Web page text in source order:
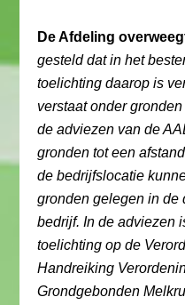
De Afdeling
gesteld dat in het
toelichting daarop is
verstaat onder
de adviezen van de
gronden tot een
de bedrijfslocatie
gronden gelegen in de
bedrijf. In de adviezen
toelichting op de
Handreiking
Grondgebonden